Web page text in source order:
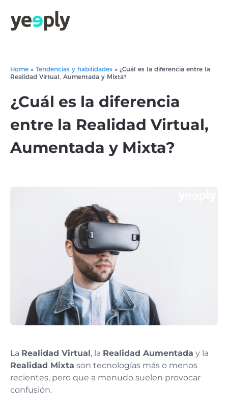
Home » Tendencias y habilidades » ¿Cuál es la diferencia entre la
Realidad Virtual, Aumentada y Mixta?
¿Cuál es la diferencia
entre la Realidad Virtual,
Aumentada y Mixta?
La Realidad Virtual, la Realidad Aumentada y la
Realidad Mixta son tecnologías más o menos
recientes, pero que a menudo suelen provocar
confusión.